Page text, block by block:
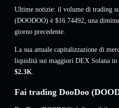
Ultime notizie: il volume di trading
(DOODOO) è $16.74492, una
giorno precedente.
La sua attuale capitalizzazione di
liquidità sui maggiori DEX Solana in
$2.3K.
Fai trading DooDoo